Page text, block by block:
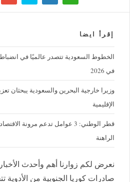
إقرأ ايضا
الخطوط السعودية تتصدر عالميًا في انضباط
في 2026
وزيرا خارجية البحرين والسعودية يبحثان
الإقليمية
قطر الوطني: 3 عوامل تدعم مرونة
الراهنة
نعرض لكم زوارنا أهم وأحدث